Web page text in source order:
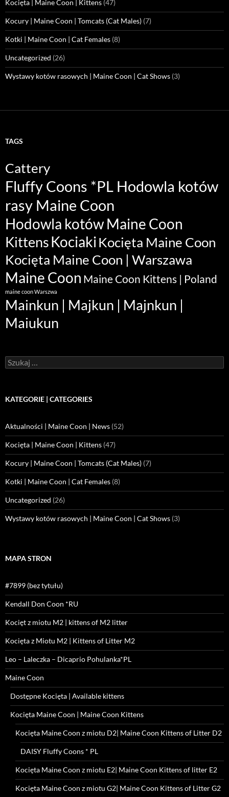
Kocięta | Maine Coon | Kittens (47)
Kocury | Maine Coon | Tomcats (Cat Males) (7)
Kotki | Maine Coon | Cat Females (8)
Uncategorized (26)
Wystawy kotów rasowych | Maine Coon | Cat Shows (3)
TAGS
Cattery
Fluffy Coons *PL Hodowla kotów
rasy Maine Coon
Hodowla kotów Maine Coon
KittensKociakiKocięta Maine Coon
Kocięta Maine Coon | Warszawa
Maine Coon Maine Coon Kittens | Poland
maine coon Warszwa
Mainkun | Majkun | Majnkun |
Maiukun
Szukaj:
KATEGORIE | CATEGORIES
Aktualności | Maine Coon | News (52)
Kocięta | Maine Coon | Kittens (47)
Kocury | Maine Coon | Tomcats (Cat Males) (7)
Kotki | Maine Coon | Cat Females (8)
Uncategorized (26)
Wystawy kotów rasowych | Maine Coon | Cat Shows (3)
MAPA STRON
#7899 (bez tytułu)
Kendall Don Coon *RU
Kocięt z miotu M2 | kittens of M2 litter
Kocięta z Miotu M2 | Kittens of Litter M2
Leo – Laleczka – Dicaprio Pohulanka*PL
Maine Coon
Dostępne Kocięta | Available kittens
Kocięta Maine Coon | Maine Coon Kittens
Kocięta Maine Coon z miotu D2| Maine Coon Kittens of Litter D2
DAISY Fluffy Coons * PL
Kocięta Maine Coon z miotu E2| Maine Coon Kittens of litter E2
Kocięta Maine Coon z miotu G2| Maine Coon Kittens of Litter G2